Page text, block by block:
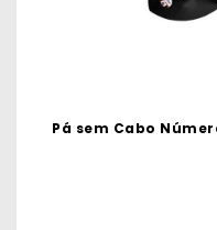
Pá sem Cabo